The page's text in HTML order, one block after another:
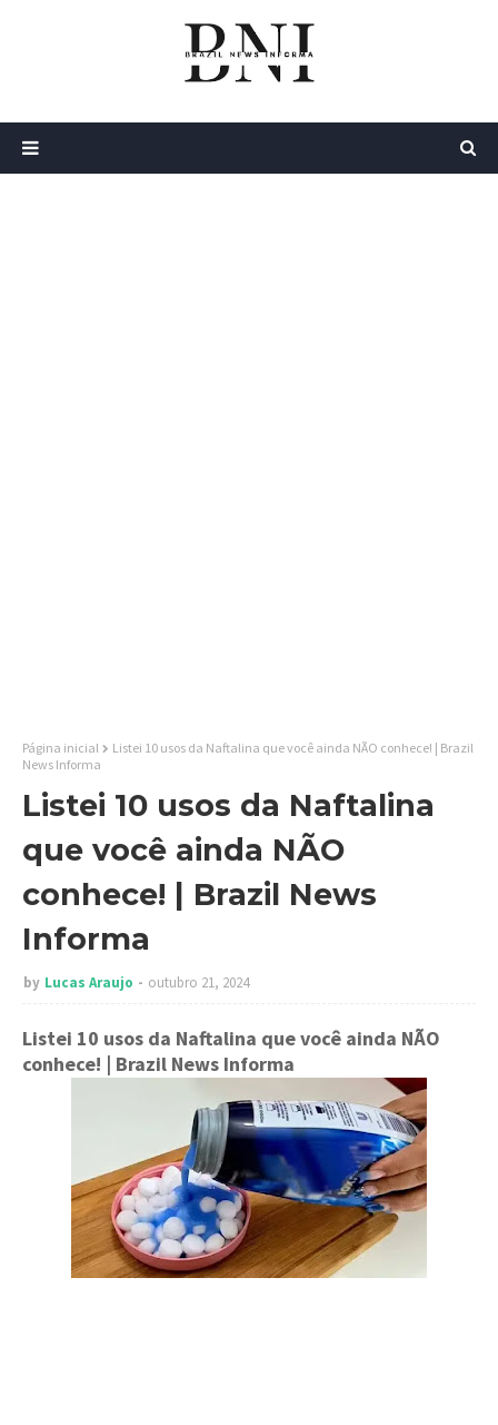
Página inicial
Listei 10 usos da Naftalina que você ainda NÃO conhece! | Brazil
News Informa
Listei 10 usos da Naftalina
que você ainda NÃO
conhece! | Brazil News
Informa
by Lucas Araujo outubro 21, 2024
Listei 10 usos da Naftalina que você ainda NÃO
conhece! | Brazil News Informa